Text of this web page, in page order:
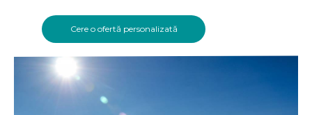
Cere o ofertă personalizată